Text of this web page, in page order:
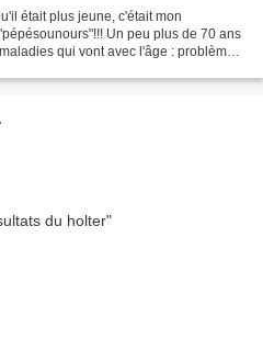
était plus jeune, c'était mon
Un peu plus de 70 ans
qui vont avec l'âge : problème